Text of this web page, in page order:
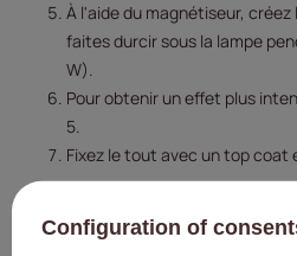
À l'aide du magnétiseur,
faites durcir sous la lampe
W).
Pour obtenir un effet plus
5.
Fixez le tout avec un top coat
Conseil :
particules magnétiques avant
Configuration of